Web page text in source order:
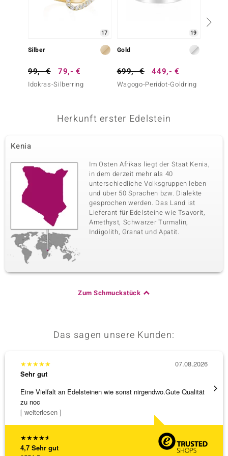
Krappenfassung Kambodscha
Edelsteinvarietät Anzahl und Größe
Karatgewicht Summe
0,068 ct
Schliff
Rundschliff
Edelsteinvarietät
Zirkon 3 à 1,2 mm
Karatgewicht Summe
0,032 ct
Schliff
Rundschliff
Fassung
Krappenfassung
Herkunft
Kambodscha
17
Silber
99,- € 79,- €
Idokras-Silberring
19
Gold
699,- € 449,- €
Wagogo-Peridot-Goldring
Herkunft erster Edelstein
Kenia
Im Osten Afrikas liegt der Staat Kenia,
in dem derzeit mehr als 40
unterschiedliche Volksgruppen leben
und über 50 Sprachen bzw. Dialekte
gesprochen werden. Das Land ist
Lieferant für Edelsteine wie Tsavorit,
Amethyst, Schwarzer Turmalin,
Indigolith, Granat und Apatit.
Zum Schmuckstück
Das sagen unsere Kunden:
★★★★★
4,7 Sehr gut
★★★★★
Sehr gut
Eine Vielfalt an Edelsteinen wie sonst nirgendwo.Gute Qualität
zu noc
[ weiterlesen ]
07.08.2026